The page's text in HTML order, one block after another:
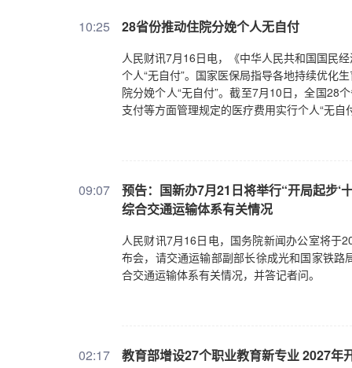
的企业。如此，市场的“信心”才有“稳”的基础
生。这是中方响应全球南方呼声、团结国际
个重要里程碑。为进一步支持全球人工智
5000个人工智能专题研修培训名额；面向东
心；推动气象智能预警方案“妈祖”在30个国
同各方一道把握和应对人工智能发展的机遇
统托卡耶夫、柬埔寨首相洪玛奈、泰国总理
越国界，需要各方携手合作把握和应对。希
惠的合作，共同打造安全、繁荣、不让任何
毅等出席上述活动。陈吉宁主持开幕式。（新
10:25 28省份推动住院分娩个人无自付
人民财讯7月16日电，《中华人民共和国国民
个人“无自付”。国家医保局指导各地持续优化
院分娩个人“无自付”。截至7月10日，全国28
支付等方面管理规定的医疗费用实行个人“无自
09:07
预告：国新办7月21日将举行“开局起步‘
综合交通运输体系有关情况
人民财讯7月16日电，国务院新闻办公室将于
布会，请交通运输部副部长徐成光和国家铁
合交通运输体系有关情况，并答记者问。
02:17 教育部增设27个职业教育新专业 2027年